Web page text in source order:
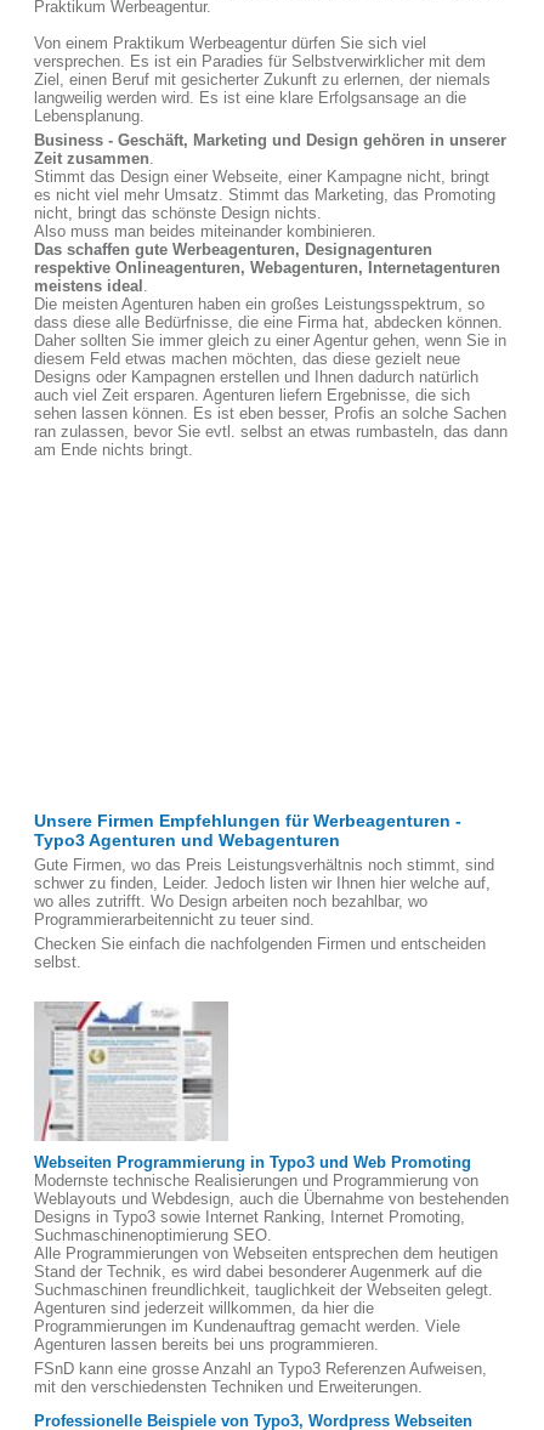
Praktikum Werbeagentur.
Von einem Praktikum Werbeagentur dürfen Sie sich viel
versprechen. Es ist ein Paradies für Selbstverwirklicher mit dem
Ziel, einen Beruf mit gesicherter Zukunft zu erlernen, der niemals
langweilig werden wird. Es ist eine klare Erfolgsansage an die
Lebensplanung.
Business - Geschäft, Marketing und Design gehören in unserer
Zeit zusammen.
Stimmt das Design einer Webseite, einer Kampagne nicht, bringt
es nicht viel mehr Umsatz. Stimmt das Marketing, das Promoting
nicht, bringt das schönste Design nichts.
Also muss man beides miteinander kombinieren.
Das schaffen gute Werbeagenturen, Designagenturen
respektive Onlineagenturen, Webagenturen, Internetagenturen
meistens ideal .
Die meisten Agenturen haben ein großes Leistungsspektrum, so
dass diese alle Bedürfnisse, die eine Firma hat, abdecken können.
Daher sollten Sie immer gleich zu einer Agentur gehen, wenn Sie in
diesem Feld etwas machen möchten, das diese gezielt neue
Designs oder Kampagnen erstellen und Ihnen dadurch natürlich
auch viel Zeit ersparen. Agenturen liefern Ergebnisse, die sich
sehen lassen können. Es ist eben besser, Profis an solche Sachen
ran zulassen, bevor Sie evtl. selbst an etwas rumbasteln, das dann
am Ende nichts bringt.
Unsere Firmen Empfehlungen für Werbeagenturen -
Typo3 Agenturen und Webagenturen
Gute Firmen, wo das Preis Leistungsverhältnis noch stimmt, sind
schwer zu finden, Leider. Jedoch listen wir Ihnen hier welche auf,
wo alles zutrifft. Wo Design arbeiten noch bezahlbar, wo
Programmierarbeitennicht zu teuer sind.
Checken Sie einfach die nachfolgenden Firmen und entscheiden
selbst.
Webseiten Programmierung in Typo3 und Web Promoting
Modernste technische Realisierungen und Programmierung von
Weblayouts und Webdesign, auch die Übernahme von bestehenden
Designs in Typo3 sowie Internet Ranking, Internet Promoting,
Suchmaschinenoptimierung SEO.
Alle Programmierungen von Webseiten entsprechen dem heutigen
Stand der Technik, es wird dabei besonderer Augenmerk auf die
Suchmaschinen freundlichkeit, tauglichkeit der Webseiten gelegt.
Agenturen sind jederzeit willkommen, da hier die
Programmierungen im Kundenauftrag gemacht werden. Viele
Agenturen lassen bereits bei uns programmieren.
FSnD kann eine grosse Anzahl an Typo3 Referenzen Aufweisen,
mit den verschiedensten Techniken und Erweiterungen.
Professionelle Beispiele von Typo3, Wordpress Webseiten